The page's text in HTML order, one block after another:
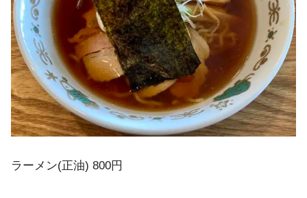
ラーメン(正油) 800円